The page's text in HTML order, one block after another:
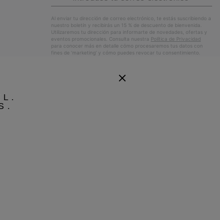
Al enviar tu dirección de correo electrónico, te estás suscribiendo a
nuestro boletín y recibirás un 15 % de descuento de bienvenida.
Utilizaremos tu dirección para informarte de novedades, ofertas y
eventos promocionales. Consulta nuestra Política de Privacidad
para conocer más en detalle cómo procesaremos tus datos con
fines de ’marketing’ y cómo puedes revocar tu consentimiento.